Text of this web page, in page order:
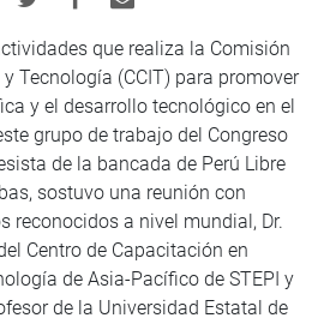
que realiza la Comisión
Tecnología (CCIT) para promover
y el desarrollo tecnológico en el
grupo de trabajo del Congreso
de la bancada de Perú Libre
sostuvo una reunión con
reconocidos a nivel mundial, Dr.
Centro de Capacitación en
de Asia-Pacífico de STEPI y
de la Universidad Estatal de